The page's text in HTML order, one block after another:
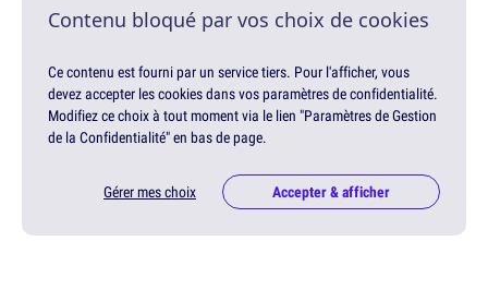
Contenu bloqué par vos choix de cookies
Ce contenu est fourni par un service tiers. Pour l'afficher, vous
devez accepter les cookies dans vos paramètres de confidentialité.
Modifiez ce choix à tout moment via le lien "Paramètres de Gestion
de la Confidentialité" en bas de page.
Gérer mes choix Accepter & afficher